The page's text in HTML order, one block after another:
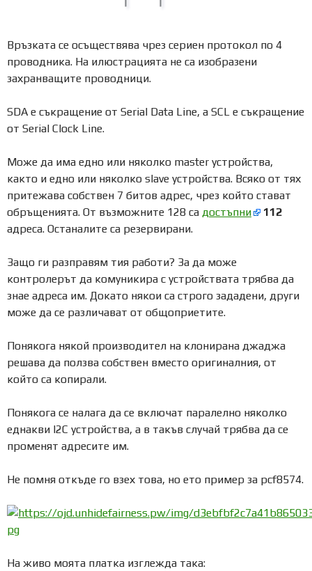
Връзката се осъществява чрез сериен протокол по 4
проводника. На илюстрацията не са изобразени
захранващите проводници.
SDA е съкращение от Serial Data Line, а SCL е съкращение
от Serial Clock Line.
Може да има едно или няколко master устройства,
както и едно или няколко slave устройства. Всяко от тях
притежава собствен 7 битов адрес, чрез който стават
обръщенията. От възможните 128 са достъпни
112
адреса. Останалите са резервирани.
Защо ги разправям тия работи? За да може
контролерът да комуникира с устройствата трябва да
знае адреса им. Докато някои са строго зададени, други
може да се различават от общоприетите.
Понякога някой производител на клонирана джаджа
решава да ползва собствен вместо оригиналния, от
който са копирали.
Понякога се налага да се включат паралелно няколко
еднакви I2C устройства, а в такъв случай трябва да се
променят адресите им.
Не помня откъде го взех това, но ето пример за pcf8574.
На живо моята платка изглежда така: